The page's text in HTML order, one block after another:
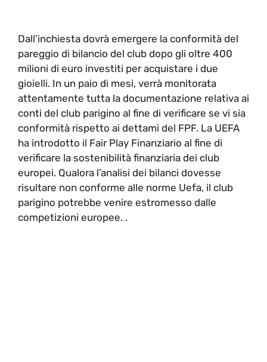
Dall’inchiesta dovrà emergere la conformità del
pareggio di bilancio del club dopo gli oltre 400
milioni di euro investiti per acquistare i due
gioielli. In un paio di mesi, verrà monitorata
attentamente tutta la documentazione relativa ai
conti del club parigino al fine di verificare se vi sia
conformità rispetto ai dettami del FPF. La UEFA
ha introdotto il Fair Play Finanziario al fine di
verificare la sostenibilità finanziaria dei club
europei. Qualora l’analisi dei bilanci dovesse
risultare non conforme alle norme Uefa, il club
parigino potrebbe venire estromesso dalle
competizioni europee. .